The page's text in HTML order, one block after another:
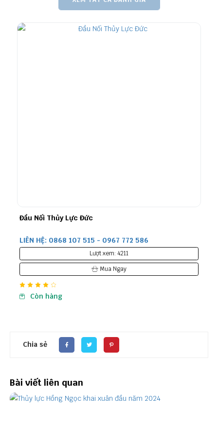
Đầu Nối Thủy Lực Đức
LIÊN HỆ: 0868 107 515 - 0967 772 586
Lượt xem: 4211
Mua Ngay
Còn hàng
Chia sẻ
Bài viết liên quan